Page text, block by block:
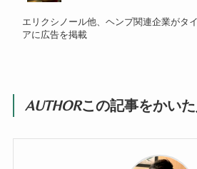
エリクシノール他、ヘンプ関連企業がタ
アに広告を掲載
AUTHORこの記事をかいた